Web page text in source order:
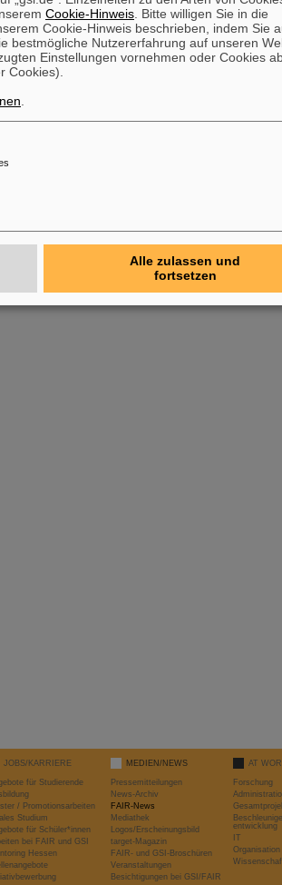
JOBS/KARRIERE
für Studierende
/ Promotionsarbeiten
Studium
für Schüler*innen
bei FAIR und GSI
Hessen
MEDIEN/NEWS
Pressemitteilungen
News-Archiv
FAIR-News
Mediathek
Logos/Erscheinungsbild
target-Magazin
FAIR- und GSI-Broschüren
Veranstaltungen
Besichtigungen bei GSI/FAIR
AT
Forschung
entwicklung
IT
Organisation
Cookie-Hinweis . Bitte willigen Sie in die
Cookie-Hinweis beschrieben, indem Sie
bestmögliche Nutzererfahrung auf unseren
Einstellungen vornehmen oder Cookies
Cookies).
Alle zulassen und
fortsetzen